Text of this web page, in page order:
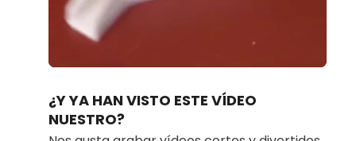
100.00%
¿Y YA HAN VISTO ESTE VÍDEO
NUESTRO?